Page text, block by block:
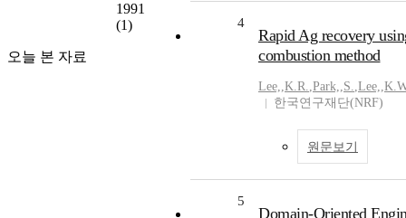
1991
(1)
오늘 본 자료
4
Rapid Ag recovery
combustion method
Lee,,K.R.,Park,,S.,Lee,,
한국연구재단(NRF)
원문보기
5
Domain-Oriented